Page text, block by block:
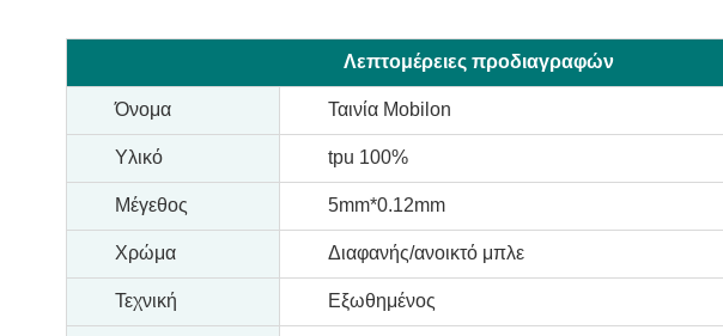
Λεπτομέρειες προδιαγραφών
Όνομα Ταινία Mobilon
Υλικό tpu 100%
Μέγεθος 5mm*0.12mm
Χρώμα Διαφανής/ανοικτό μπλε
Τεχνική Εξωθημένος